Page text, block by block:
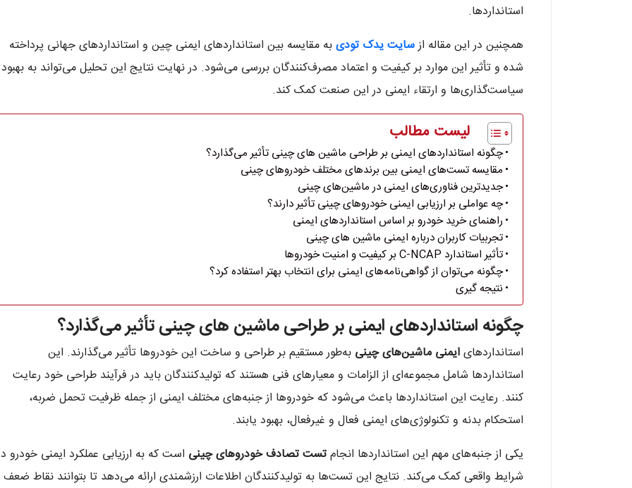
استانداردها.
همچنین در این مقاله ازسایت یدک تودیبه مقایسه بین استانداردهای ایمنی چین و استانداردهای جهانی پرداخته
شده و تأثیر این موارد بر کیفیت و اعتماد مصرف‌کنندگان بررسی می‌شود. در نهایت نتایج این تحلیل می‌تواند به بهبود
سیاست‌گذاری‌ها و ارتقاء ایمنی در این صنعت کمک کند.
لیست مطالب
چگونه استانداردهای ایمنی بر طراحی ماشین های چینی تأثیر می‌گذارد؟
مقایسه تست‌های ایمنی بین برندهای مختلف خودروهای چینی
جدیدترین فناوری‌های ایمنی در ماشین‌های چینی
چه عواملی بر ارزیابی ایمنی خودروهای چینی تأثیر دارند؟
راهنمای خرید خودرو بر اساس استانداردهای ایمنی
تجربیات کاربران درباره ایمنی ماشین های چینی
تأثیر استاندارد C-NCAP بر کیفیت و امنیت خودروها
چگونه می‌توان از گواهی‌نامه‌های ایمنی برای انتخاب بهتر استفاده کرد؟
نتیجه گیری
چگونه استانداردهای ایمنی بر طراحی ماشین های چینی تأثیر می‌گذارد؟
استانداردهایایمنی ماشین‌های چینی به‌طور مستقیم بر طراحی و ساخت این خودروها تأثیر می‌گذارند. این
استانداردها شامل مجموعه‌ای از الزامات و معیارهای فنی هستند که تولیدکنندگان باید در فرآیند طراحی خود رعایت
کنند. رعایت این استانداردها باعث می‌شود که خودروها از جنبه‌های مختلف ایمنی از جمله ظرفیت تحمل ضربه،
استحکام بدنه و تکنولوژی‌های ایمنی فعال و غیرفعال، بهبود یابند.
یکی از جنبه‌های مهم این استانداردها انجامتست تصادف خودروهای چینی است که به ارزیابی عملکرد ایمنی خودرو
شرایط واقعی کمک می‌کند. نتایج این تست‌ها به تولیدکنندگان اطلاعات ارزشمندی ارائه می‌دهد تا بتوانند نقاط ضعف